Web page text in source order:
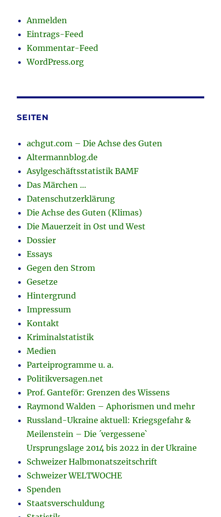
Anmelden
Eintrags-Feed
Kommentar-Feed
WordPress.org
SEITEN
achgut.com – Die Achse des Guten
Altermannblog.de
Asylgeschäftsstatistik BAMF
Das Märchen …
Datenschutzerklärung
Die Achse des Guten (Klimas)
Die Mauerzeit in Ost und West
Dossier
Essays
Gegen den Strom
Gesetze
Hintergrund
Impressum
Kontakt
Kriminalstatistik
Medien
Parteiprogramme u. a.
Politikversagen.net
Prof. Ganteför: Grenzen des Wissens
Raymond Walden – Aphorismen und mehr
Russland-Ukraine aktuell: Kriegsgefahr &
Meilenstein – Die ´vergessene`
Ursprungslage 2014 bis 2022 in der Ukraine
Schweizer Halbmonatszeitschrift
Schweizer WELTWOCHE
Spenden
Staatsverschuldung